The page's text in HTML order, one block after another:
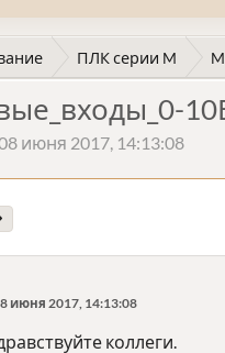
ПЛК серии M
июня 2017, 14:13:08
июня 2017, 14:13:08
коллеги.